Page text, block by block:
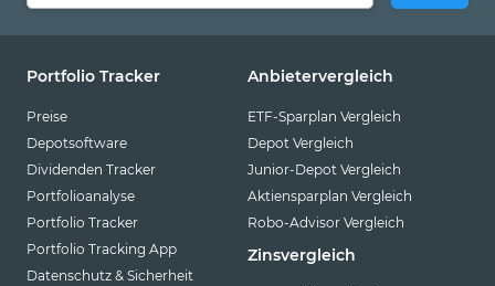
Portfolio Tracker
Preise
Depotsoftware
Dividenden Tracker
Portfolioanalyse
Portfolio Tracker
Portfolio Tracking App
Datenschutz & Sicherheit
Anbietervergleich
ETF-Sparplan Vergleich
Depot Vergleich
Junior-Depot Vergleich
Aktiensparplan Vergleich
Robo-Advisor Vergleich
Zinsvergleich